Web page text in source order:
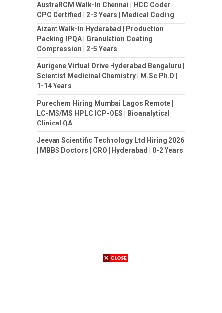
AustraRCM Walk-In Chennai | HCC Coder
CPC Certified | 2-3 Years | Medical Coding
Aizant Walk-In Hyderabad | Production
Packing IPQA | Granulation Coating
Compression | 2-5 Years
Aurigene Virtual Drive Hyderabad Bengaluru |
Scientist Medicinal Chemistry | M.Sc Ph.D |
1-14 Years
Purechem Hiring Mumbai Lagos Remote |
LC-MS/MS HPLC ICP-OES | Bioanalytical
Clinical QA
Jeevan Scientific Technology Ltd Hiring 2026
| MBBS Doctors | CRO | Hyderabad | 0-2 Years